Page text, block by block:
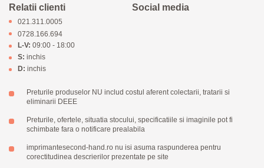
Relatii clienti
021.311.0005
0728.166.694
L-V: 09:00 - 18:00
S: inchis
D: inchis
Social media
Preturile produselor NU includ costul aferent colectarii, tratarii si
eliminarii DEEE
Preturile, ofertele, situatia stocului, specificatiile si imaginile pot fi
schimbate fara o notificare prealabila
imprimantesecond-hand.ro nu isi asuma raspunderea pentru
corectitudinea descrierilor prezentate pe site